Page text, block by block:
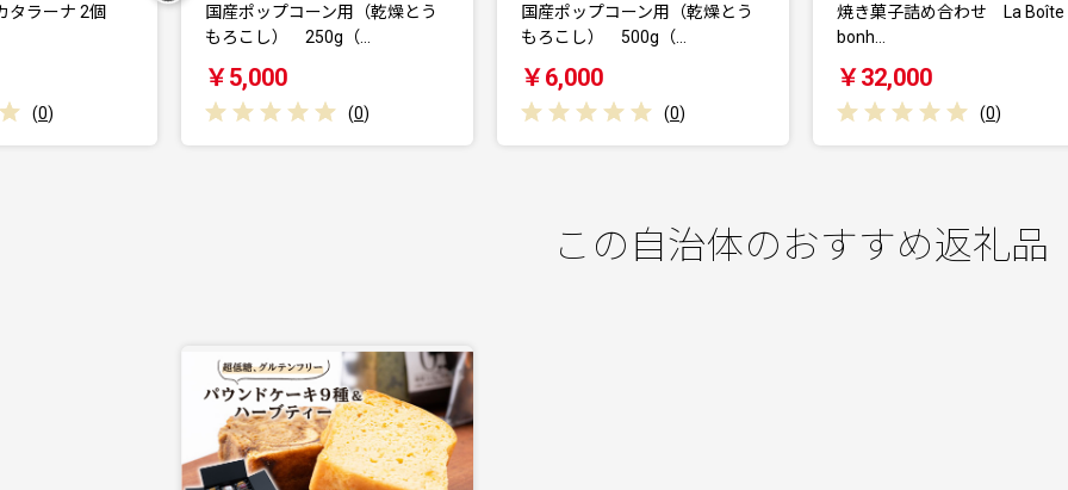
プコーン用（乾燥とう
国産ポップコーン用（乾燥とう
もろこし） 500g（…
￥6,000
焼き菓子詰め合わせ La Boîte à
bonh…
￥32,000
クッキー缶 La Boîte à
￥20,000
この自治体のおすすめ返礼品